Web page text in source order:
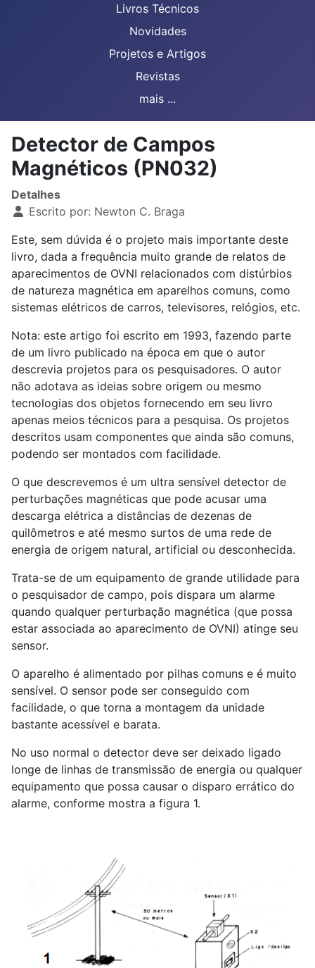
Livros Técnicos
Novidades
Projetos e Artigos
Revistas
mais ...
Detector de Campos
Magnéticos (PN032)
Detalhes
Escrito por: Newton C. Braga
Este, sem dúvida é o projeto mais importante deste
livro, dada a frequência muito grande de relatos de
aparecimentos de OVNI relacionados com distúrbios
de natureza magnética em aparelhos comuns, como
sistemas elétricos de carros, televisores, relógios, etc.
Nota: este artigo foi escrito em 1993, fazendo parte
de um livro publicado na época em que o autor
descrevia projetos para os pesquisadores. O autor
não adotava as ideias sobre origem ou mesmo
tecnologias dos objetos fornecendo em seu livro
apenas meios técnicos para a pesquisa. Os projetos
descritos usam componentes que ainda são comuns,
podendo ser montados com facilidade.
O que descrevemos é um ultra sensível detector de
perturbações magnéticas que pode acusar uma
descarga elétrica a distâncias de dezenas de
quilômetros e até mesmo surtos de uma rede de
energia de origem natural, artificial ou desconhecida.
Trata-se de um equipamento de grande utilidade para
o pesquisador de campo, pois dispara um alarme
quando qualquer perturbação magnética (que possa
estar associada ao aparecimento de OVNI) atinge seu
sensor.
O aparelho é alimentado por pilhas comuns e é muito
sensível. O sensor pode ser conseguido com
facilidade, o que torna a montagem da unidade
bastante acessível e barata.
No uso normal o detector deve ser deixado ligado
longe de linhas de transmissão de energia ou qualquer
equipamento que possa causar o disparo errático do
alarme, conforme mostra a figura 1.